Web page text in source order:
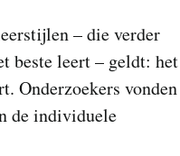
– die verder
beste leert – geldt: het
Onderzoekers vonden
de individuele